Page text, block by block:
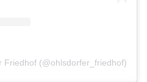
Friedhof (@ohlsdorfer_friedhof)